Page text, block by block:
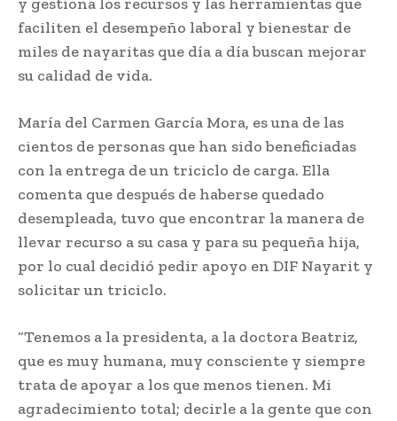
faciliten el desempeño laboral y bienestar de
miles de nayaritas que día a día buscan mejorar
su calidad de vida.
María del Carmen García Mora, es una de las
cientos de personas que han sido beneficiadas
con la entrega de un triciclo de carga. Ella
comenta que después de haberse quedado
desempleada, tuvo que encontrar la manera de
llevar recurso a su casa y para su pequeña hija,
por lo cual decidió pedir apoyo en DIF Nayarit y
solicitar un triciclo.
“Tenemos a la presidenta, a la doctora Beatriz,
que es muy humana, muy consciente y siempre
trata de apoyar a los que menos tienen. Mi
agradecimiento total; decirle a la gente que con